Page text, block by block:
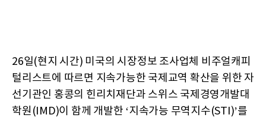
26일(현지 시간) 미국의 시장정보 조사업체 비주얼캐피
털리스트에 따르면 지속가능한 국제교역 확산을 위한 자
선기관인 홍콩의 힌리치재단과 스위스 국제경영개발대
학원(IMD)이 함께 개발한 ‘지속가능 무역지수(STI)’를